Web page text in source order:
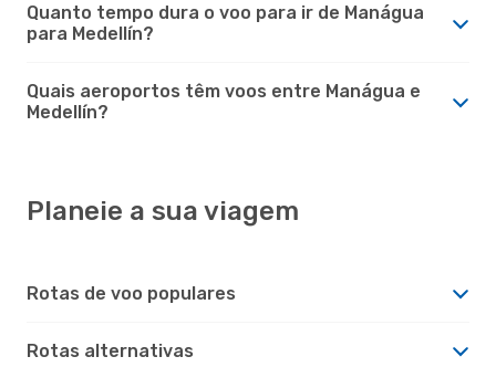
Quanto tempo dura o voo para ir de Manágua
para Medellín?
Quais aeroportos têm voos entre Manágua e
Medellín?
Planeie a sua viagem
Rotas de voo populares
Rotas alternativas